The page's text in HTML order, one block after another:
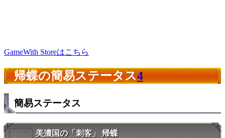
GameWith Storeはこちら
帰蝶の簡易ステータス4
簡易ステータス
美濃国の「刺客」 帰蝶